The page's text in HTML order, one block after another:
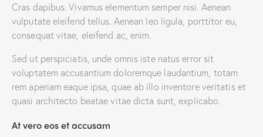
Cras dapibus. Vivamus elementum semper nisi. Aenean
vulputate eleifend tellus. Aenean leo ligula, porttitor eu,
consequat vitae, eleifend ac, enim.
Sed ut perspiciatis, unde omnis iste natus error sit
voluptatem accusantium doloremque laudantium, totam
rem aperiam eaque ipsa, quae ab illo inventore veritatis et
quasi architecto beatae vitae dicta sunt, explicabo.
At vero eos et accusam